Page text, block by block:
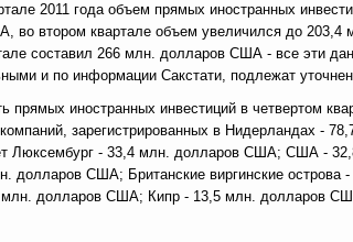
2011 года объем прямых иностранных
во втором квартале объем увеличился до
составил 266 млн. долларов США - все эти
и по информации Сакстати, подлежат
прямых иностранных инвестиций в четвертом
зарегистрированных в Нидерландах -
Люксембург - 33,4 млн. долларов США; США -
долларов США; Британские виргинские
млн. долларов США; Кипр - 13,5 млн. долларов